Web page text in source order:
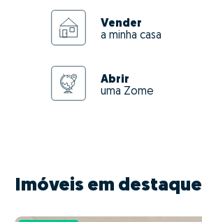
Vender
a minha casa
Abrir
uma Zome
Imóveis em destaque